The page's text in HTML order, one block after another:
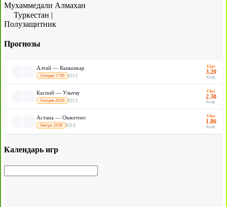
Мухаммедали Алмахан
Туркестан |
Полузащитник
Прогнозы
Алтай — Кызылжар
Сегодня 17:00 КПЛ
Ubet
3.20
Коэф.
Каспий — Улытау
Сегодня 20:00 КПЛ
Ubet
2.30
Коэф.
Астана — Окжетпес
Завтра 18:00 КПЛ
Ubet
1.86
Коэф.
Календарь игр